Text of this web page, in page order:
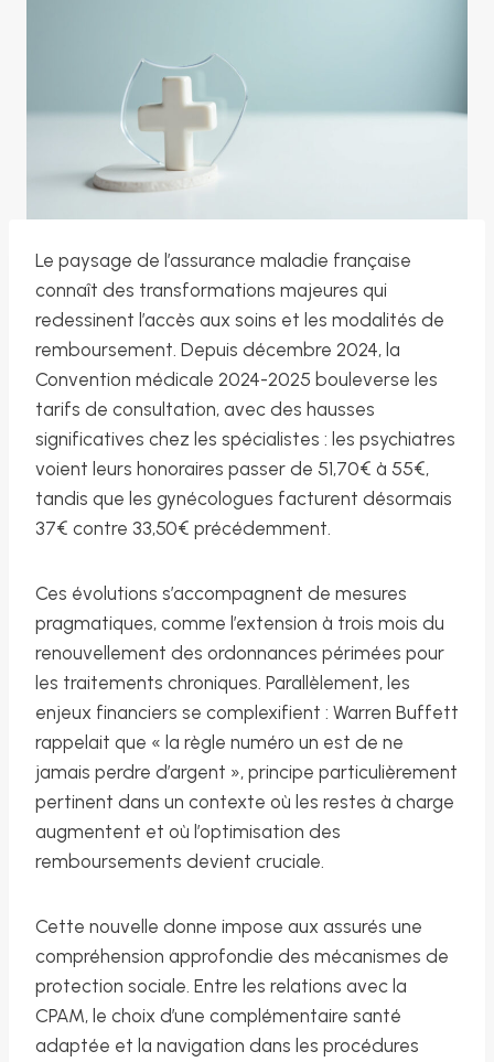
Le paysage de l’assurance maladie française
connaît des transformations majeures qui
redessinent l’accès aux soins et les modalités de
remboursement. Depuis décembre 2024, la
Convention médicale 2024-2025 bouleverse les
tarifs de consultation, avec des hausses
significatives chez les spécialistes : les psychiatres
voient leurs honoraires passer de 51,70€ à 55€,
tandis que les gynécologues facturent désormais
37€ contre 33,50€ précédemment.
Ces évolutions s’accompagnent de mesures
pragmatiques, comme l’extension à trois mois du
renouvellement des ordonnances périmées pour
les traitements chroniques. Parallèlement, les
enjeux financiers se complexifient : Warren Buffett
rappelait que « la règle numéro un est de ne
jamais perdre d’argent », principe particulièrement
pertinent dans un contexte où les restes à charge
augmentent et où l’optimisation des
remboursements devient cruciale.
Cette nouvelle donne impose aux assurés une
compréhension approfondie des mécanismes de
protection sociale. Entre les relations avec la
CPAM, le choix d’une complémentaire santé
adaptée et la navigation dans les procédures